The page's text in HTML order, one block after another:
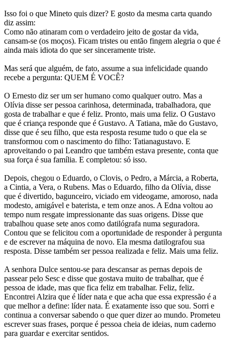
Isso foi o que Mineto quis dizer? E gosto da mesma carta quando
diz assim:
Como não atinaram com o verdadeiro jeito de gostar da vida,
cansam-se (os moços). Ficam tristes ou então fingem alegria o que é
ainda mais idiota do que ser sinceramente triste.
Mas será que alguém, de fato, assume a sua infelicidade quando
recebe a pergunta: QUEM É VOCÊ?
O Ernesto diz ser um ser humano como qualquer outro. Mas a
Olívia disse ser pessoa carinhosa, determinada, trabalhadora, que
gosta de trabalhar e que é feliz. Pronto, mais uma feliz. O Gustavo
que é criança responde que é Gustavo. A Tatiana, mãe do Gustavo,
disse que é seu filho, que esta resposta resume tudo o que ela se
transformou com o nascimento do filho: Tatianagustavo. E
aproveitando o pai Leandro que também estava presente, conta que
sua força é sua família. E completou: só isso.
Depois, chegou o Eduardo, o Clovis, o Pedro, a Márcia, a Roberta,
a Cintia, a Vera, o Rubens. Mas o Eduardo, filho da Olívia, disse
que é divertido, bagunceiro, viciado em videogame, amoroso, nada
modesto, amigável e baterista, e tem onze anos. A Edna voltou ao
tempo num resgate impressionante das suas origens. Disse que
trabalhou quase sete anos como datilógrafa numa seguradora.
Contou que se felicitou com a oportunidade de responder à pergunta
e de escrever na máquina de novo. Ela mesma datilografou sua
resposta. Disse também ser pessoa realizada e feliz. Mais uma feliz.
A senhora Dulce sentou-se para descansar as pernas depois de
passear pelo Sesc e disse que gostava muito de trabalhar, que é
pessoa de idade, mas que fica feliz em trabalhar. Feliz, feliz.
Encontrei Alzira que é líder nata e que acha que essa expressão é a
que melhor a define: líder nata. É exatamente isso que sou. Sorri e
continua a conversar sabendo o que quer dizer ao mundo. Prometeu
escrever suas frases, porque é pessoa cheia de ideias, num caderno
para guardar e exercitar sentidos.